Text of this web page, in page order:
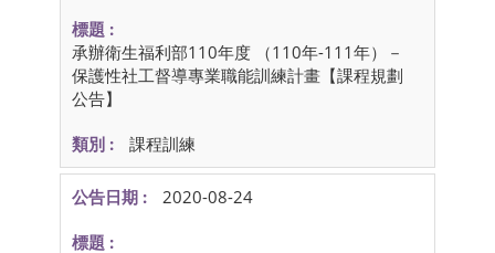
承辦衛生福利部110年度 （110年-111年）－
保護性社工督導專業職能訓練計畫【課程規劃
公告】
課程訓練
2020-08-24